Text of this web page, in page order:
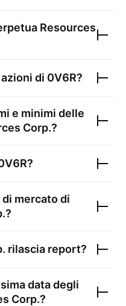
Resources
di 0V6R?
e minimi delle
Corp.?
?
mercato di
?
rilascia report?
data degli
Corp.?